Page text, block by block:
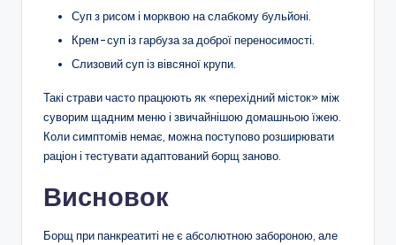
Суп з рисом і морквою на слабкому бульйоні.
Крем-суп із гарбуза за доброї переносимості.
Слизовий суп із вівсяної крупи.
Такі страви часто працюють як «перехідний місток» між
суворим щадним меню і звичайнішою домашньою їжею.
Коли симптомів немає, можна поступово розширювати
раціон і тестувати адаптований борщ заново.
Висновок
Борщ при панкреатиті не є абсолютною забороною, але